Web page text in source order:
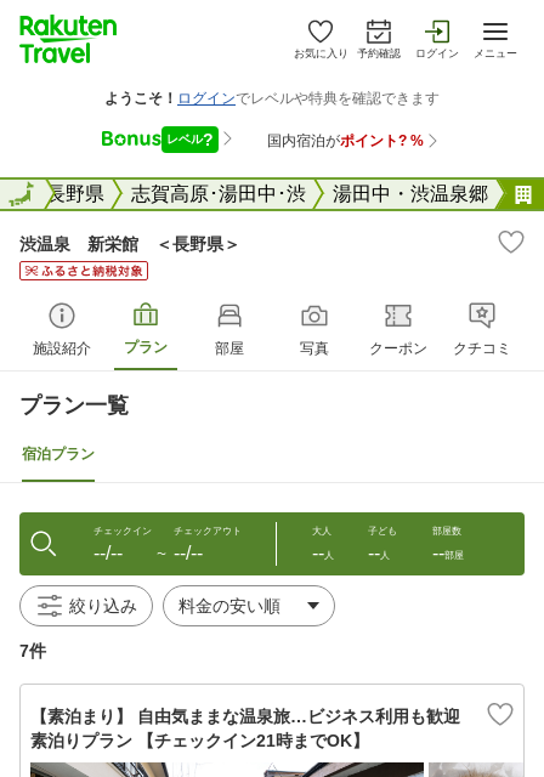
お気に入り 予約確認 ログイン メニュー
全国長野県 志賀高原･湯田中･渋 湯田中・渋温泉郷
全国
渋温泉 新栄館 ＜長野県＞
施設紹介 プラン 部屋 写真 クーポン クチコミ
プラン一覧
宿泊プラン
チェックイン
--/-- 〜
チェックアウト
--/--
大人
--人
子ども
--人
部屋数
--部屋
絞り込み
7件
【素泊まり】 自由気ままな温泉旅…ビジネス利用も歓迎
素泊りプラン 【チェックイン21時までOK】